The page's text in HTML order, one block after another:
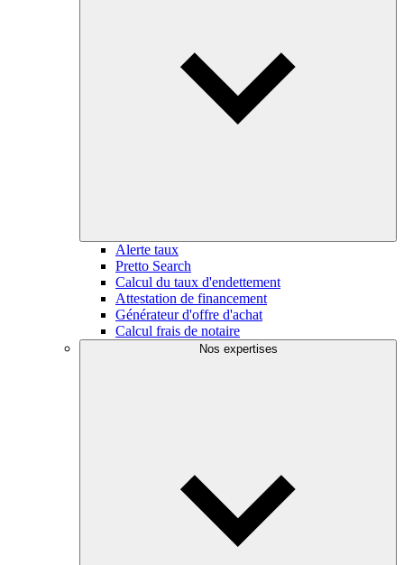
Alerte taux
Pretto Search
Calcul du taux d'endettement
Attestation de financement
Générateur d'offre d'achat
Calcul frais de notaire
Nos expertises